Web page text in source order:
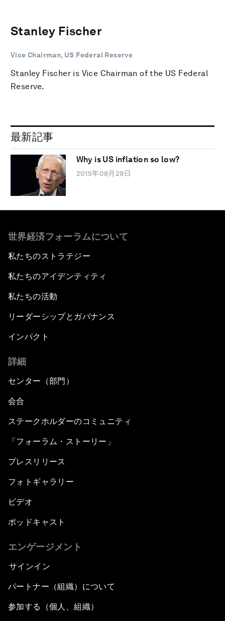
Stanley Fischer
Vice Chairman, US Federal Reserve
Stanley Fischer is Vice Chairman of the US Federal
Reserve.
最新記事
Why is US inflation so low?
2015年08月29日
世界経済フォーラムについて
私たちのストラテジー
私たちのアイデンティティ
私たちの活動
リーダーシップとガバナンス
インパクト
詳細
センター（部門）
会合
ステークホルダーのコミュニティ
「フォーラム・ストーリー」
プレスリリース
フォトギャラリー
ビデオ
ポッドキャスト
エンゲージメント
サインイン
パートナー（組織）について
参加する（個人、組織）